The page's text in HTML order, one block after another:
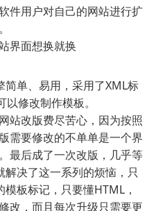
用户对自己的网站进行扩
界面想换就换
单、易用，采用了XML标
修改制作模板。
改版费尽苦心，因为按照
需要修改的不单单是一个界
最后成了一次改版，几乎等
决了这一系列的烦恼，只
板标记，只要懂HTML，
改，而且每次升级只需要更